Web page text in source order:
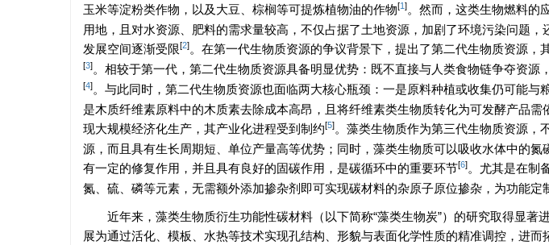
玉米等淀粉类作物，以及大豆、棕榈等可提炼植物油的作物[1 ] 。然而，这类生物燃料的
用地，且对水资源、肥料的需求量较高，不仅占据了土地资源，加剧了环境污染问题
发展空间逐渐受限[2] 。在第一代生物质资源的争议背景下，提出了第二代生物质资源，
[3] 。相较于第一代，第二代生物质资源具备明显优势：既不直接与人类食物链争夺资源
[4] 。与此同时，第二代生物质资源也面临两大核心瓶颈：一是原料种植或收集仍可能与
是木质纤维素原料中的木质素去除成本高昂，且将纤维素类生物质转化为可发酵产品
现大规模经济化生产，其产业化进程受到制约[5] 。藻类生物质作为第三代生物质资源，
源，而且具有生长周期短、单位产量高等优势；同时，藻类生物质可以吸收水体中的
有一定的修复作用，并且具有良好的固碳作用，是碳循环中的重要环节[6] 。尤其是在制
氮、硫、磷等元素，无需额外添加掺杂剂即可实现碳材料的杂原子原位掺杂，为功能定
近年来，藻类生物质衍生功能性碳材料（以下简称“藻类生物炭”）的研究取得显著
展为通过活化、模板、水热等技术实现孔结构、形貌与表面化学性质的精准调控，进